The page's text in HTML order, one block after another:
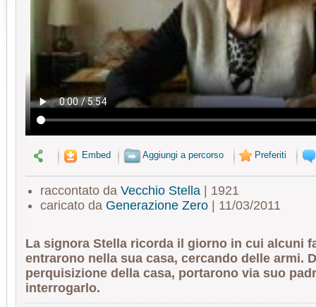
Embed Aggiungi a percorso Preferiti
raccontato da Vecchio Stella| 1921
caricato da Generazione Zero| 11/03/2011
La signora Stella ricorda il giorno in cui alcuni
entrarono nella sua casa, cercando delle armi.
perquisizione della casa, portarono via suo
interrogarlo.